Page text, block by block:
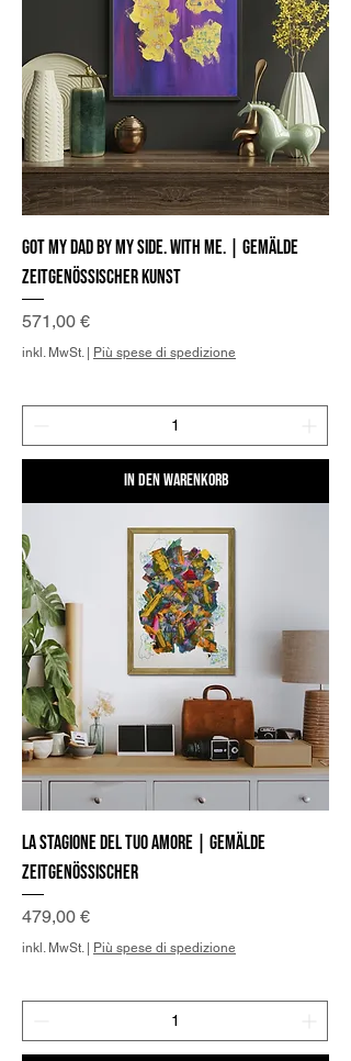
Got my Dad by my side. With me. | Gemälde
zeitgenössischer Kunst
Preis
571,00 €
inkl. MwSt.| Più spese di spedizione
In den Warenkorb
La stagione del tuo Amore | Gemälde
zeitgenössischer
Preis
479,00 €
inkl. MwSt.| Più spese di spedizione